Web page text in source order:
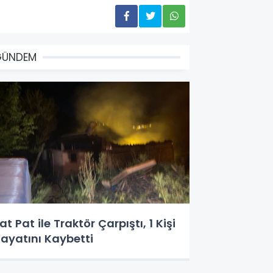
Pat ile Traktör Çarpıştı, 1 Kişi
Kaybetti